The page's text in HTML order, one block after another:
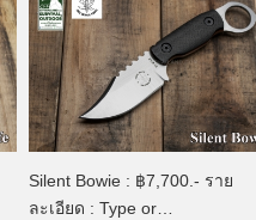
Silent Bowie : ฿7,700.- ราย
ละเอียด : Type or…